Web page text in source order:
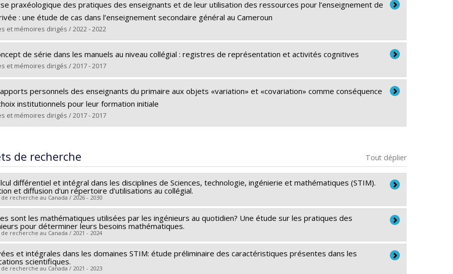
:Hitier, Mathilde
:Doctorat
obtenu :Ph. D.
le document dans Papyrus
praxéologique des pratiques des enseignants et de leur utilisation des ressources pour l’enseignement de
: une étude de cas dans l’enseignement secondaire général au Cameroun
et mémoires dirigés / 2022 - 2022
:Nseanpa, Casimir J.
: Doctorat
obtenu :Ph. D.
le document dans Papyrus
de série dans les manuels au niveau collégial : registres de représentation et activités cognitives
et mémoires dirigés / 2017 - 2017
: Seffah, Rachid
:Maîtrise
obtenu :M.A.
le document dans Papyrus
personnels des enseignants du primaire aux objets «variation» et «covariation» comme conséquence
institutionnels pour leur formation initiale
et mémoires dirigés / 2017 - 2017
:Maîtrise
obtenu :M.A.
vers le document dans Papyrus
de recherche Tout déplier
différentiel et intégral dans les disciplines de Sciences, technologie, ingénierie et mathématiques (STIM).
et diffusion d'un répertoire d'utilisations au collégial.
recherche au Canada / 2026 - 2030
principal :Alejandro González-Martín
de financement :CRSH/Conseil de recherches en sciences humaines du Canada
de subvention :PVXXXXXX-Subvention Savoir
sont les mathématiques utilisées par les ingénieurs au quotidien? Une étude sur les pratiques des
pour déterminer leurs besoins mathématiques.
recherche au Canada / 2021 - 2024
principal : Alejandro González-Martín
de financement :CRSH/Conseil de recherches en sciences humaines du Canada
et intégrales dans les domaines STIM: étude préliminaire des caractéristiques présentes dans les
scientifiques.
recherche au Canada / 2021 - 2023